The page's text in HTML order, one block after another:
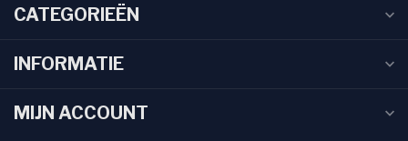
CATEGORIEËN
INFORMATIE
MIJN ACCOUNT